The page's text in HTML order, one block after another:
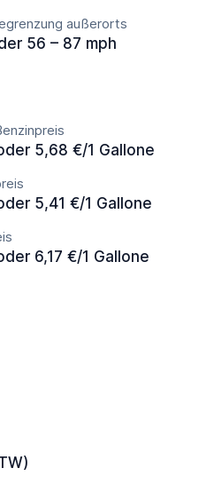
außerorts
56 – 87 mph
5,68 €/1 Gallone
5,41 €/1 Gallone
6,17 €/1 Gallone